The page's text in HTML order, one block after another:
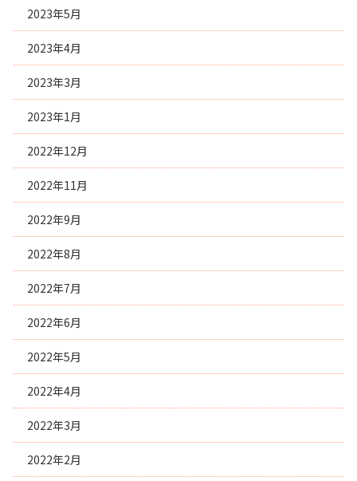
2023年5月
2023年4月
2023年3月
2023年1月
2022年12月
2022年11月
2022年9月
2022年8月
2022年7月
2022年6月
2022年5月
2022年4月
2022年3月
2022年2月